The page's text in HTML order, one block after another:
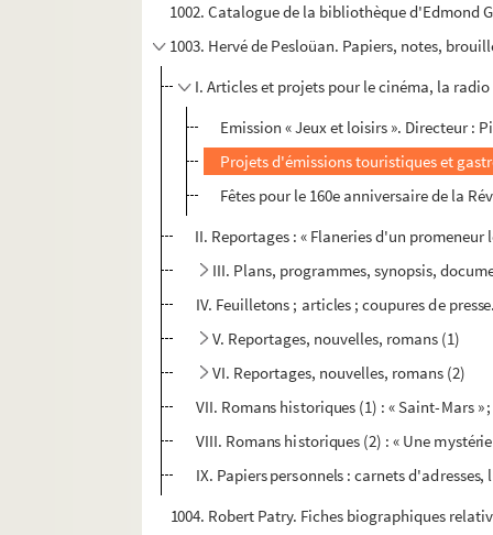
1002. Catalogue de la bibliothèque d'Edmond
1003. Hervé de Pesloüan. Papiers, notes,
I. Articles et projets pour le cinéma, la
Emission « Jeux et loisirs ». Directeur :
Projets d'émissions touristiques et
Fêtes pour le 160e anniversaire de la
II. Reportages : « Flaneries d'un
III. Plans, programmes, synopsis,
IV. Feuilletons ; articles ; coupures de
V. Reportages, nouvelles, romans (1)
VI. Reportages, nouvelles, romans (2)
VII. Romans historiques (1) : « Saint-Mars »
VIII. Romans historiques (2) : « Une
IX. Papiers personnels : carnets
1004. Robert Patry. Fiches biographiques